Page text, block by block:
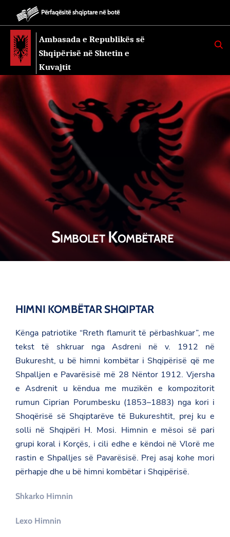
Përfaqësitë shqiptare në botë
Ambasada e Republikës së
Shqipërisë në Shtetin e
Kuvajtit
K
E
Simbolet Kombëtare
HIMNI KOMBËTAR SHQIPTAR
Kënga patriotike “Rreth flamurit të përbashkuar”, me
tekst të shkruar nga Asdreni në v. 1912 në
Bukuresht, u bë himni kombëtar i Shqipërisë që me
Shpalljen e Pavarësisë më 28 Nëntor 1912. Vjersha
e Asdrenit u këndua me muzikën e kompozitorit
rumun Ciprian Porumbesku (1853–1883) nga kori i
Shoqërisë së Shqiptarëve të Bukureshtit, prej ku e
solli në Shqipëri H. Mosi. Himnin e mësoi së pari
grupi koral i Korçës, i cili edhe e këndoi në Vlorë me
rastin e Shpalljes së Pavarësisë. Prej asaj kohe mori
përhapje dhe u bë himni kombëtar i Shqipërisë.
Shkarko Himnin
Lexo Himnin